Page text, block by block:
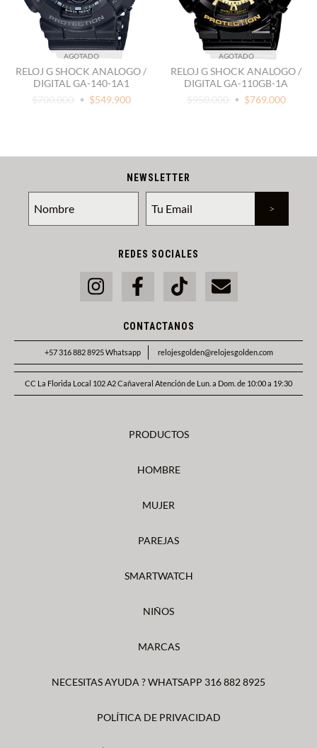
AGOTADO
RELOJ G SHOCK ANALOGO /
DIGITAL GA-140-1A1
$700.000
$549.900
AGOTADO
RELOJ G SHOCK ANALOGO /
DIGITAL GA-110GB-1A
$950.000
$769.000
NEWSLETTER
REDES SOCIALES
CONTACTANOS
+57 316 882 8925 Whatsapp relojesgolden@relojesgolden.com
CC La Florida Local 102 A2 Cañaveral Atención de Lun. a Dom. de 10:00 a 19:30
PRODUCTOS
HOMBRE
MUJER
PAREJAS
SMARTWATCH
NIÑOS
MARCAS
NECESITAS AYUDA ? WHATSAPP 316 882 8925
POLÍTICA DE PRIVACIDAD